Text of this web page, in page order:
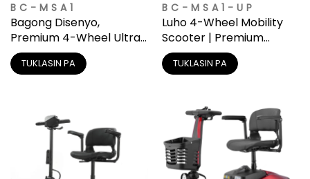
BC-MSA1
Bagong Disenyo,
Premium 4-Wheel Ultra-
Light Mobility Scooter
para sa Matatanda
TUKLASIN PA
BC-MSA1-UP
Luho 4-Wheel Mobility
Scooter | Premium
Suspension
TUKLASIN PA